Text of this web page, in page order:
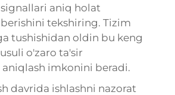
aniq holat
tekshiring. Tizim
tushishidan oldin bu keng
o'zaro ta'sir
imkonini beradi.
davrida ishlashni nazorat